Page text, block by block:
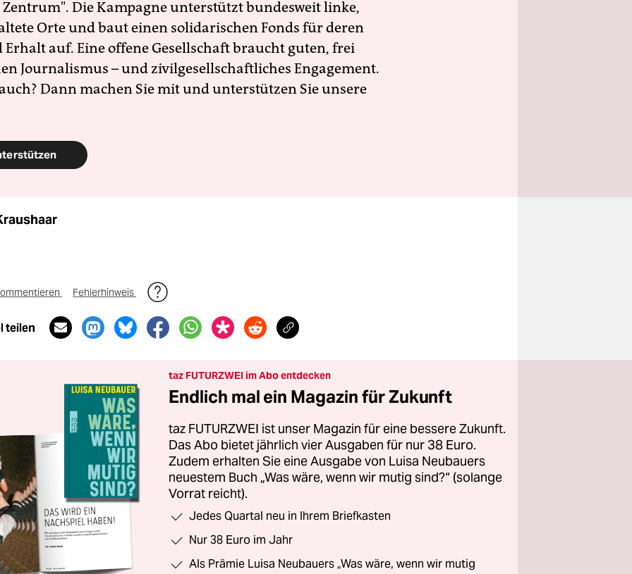
Die Kampagne unterstützt bundesweit linke,
Orte und baut einen solidarischen Fonds für deren
Erhalt auf. Eine offene Gesellschaft braucht guten, frei
Journalismus – und zivilgesellschaftliches Engagement.
Dann machen Sie mit und unterstützen Sie unsere
Fehlerhinweis
teilen
taz FUTURZWEI im Abo entdecken
Endlich mal ein Magazin für Zukunft
taz FUTURZWEI ist unser Magazin für eine bessere Zukunft.
Das Abo bietet jährlich vier Ausgaben für nur 38 Euro.
Zudem erhalten Sie eine Ausgabe von Luisa Neubauers
neuestem Buch „Was wäre, wenn wir mutig sind?“ (solange
Vorrat reicht).
Jedes Quartal neu in Ihrem Briefkasten
Nur 38 Euro im Jahr
Als Prämie Luisa Neubauers „Was wäre, wenn wir mutig